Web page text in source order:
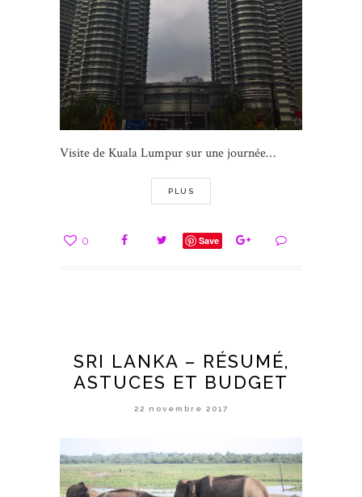
Visite de Kuala Lumpur sur une journée…
PLUS
0 Save
SRI LANKA – RÉSUMÉ,
ASTUCES ET BUDGET
22 novembre 2017